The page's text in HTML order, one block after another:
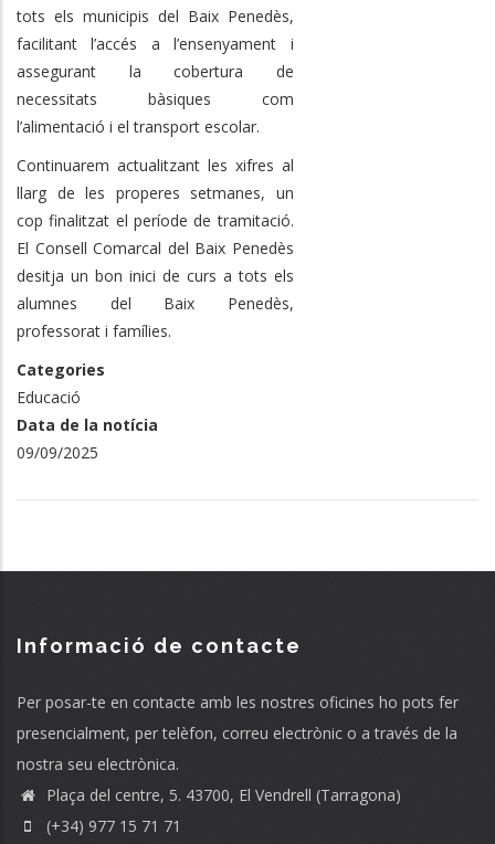
tots els municipis del Baix Penedès,
facilitant l’accés a l’ensenyament i
assegurant la cobertura de
necessitats bàsiques com
l’alimentació i el transport escolar.
Continuarem actualitzant les xifres al
llarg de les properes setmanes, un
cop finalitzat el període de tramitació.
El Consell Comarcal del Baix Penedès
desitja un bon inici de curs a tots els
alumnes del Baix Penedès,
professorat i famílies.
Categories
Educació
Data de la notícia
09/09/2025
Informació de contacte
Per posar-te en contacte amb les nostres oficines ho pots fer
presencialment, per telèfon, correu electrònic o a través de la
nostra seu electrònica.
Plaça del centre, 5. 43700, El Vendrell (Tarragona)
(+34) 977 15 71 71